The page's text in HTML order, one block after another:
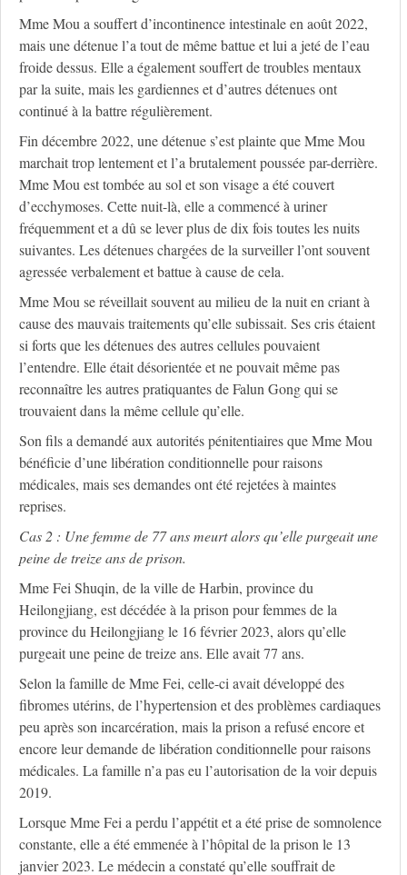
Mme Mou a souffert d’incontinence intestinale en août 2022,
mais une détenue l’a tout de même battue et lui a jeté de l’eau
froide dessus. Elle a également souffert de troubles mentaux
par la suite, mais les gardiennes et d’autres détenues ont
continué à la battre régulièrement.
Fin décembre 2022, une détenue s’est plainte que Mme Mou
marchait trop lentement et l’a brutalement poussée par-derrière.
Mme Mou est tombée au sol et son visage a été couvert
d’ecchymoses. Cette nuit-là, elle a commencé à uriner
fréquemment et a dû se lever plus de dix fois toutes les nuits
suivantes. Les détenues chargées de la surveiller l’ont souvent
agressée verbalement et battue à cause de cela.
Mme Mou se réveillait souvent au milieu de la nuit en criant à
cause des mauvais traitements qu’elle subissait. Ses cris étaient
si forts que les détenues des autres cellules pouvaient
l’entendre. Elle était désorientée et ne pouvait même pas
reconnaître les autres pratiquantes de Falun Gong qui se
trouvaient dans la même cellule qu’elle.
Son fils a demandé aux autorités pénitentiaires que Mme Mou
bénéficie d’une libération conditionnelle pour raisons
médicales, mais ses demandes ont été rejetées à maintes
reprises.
Cas 2 : Une femme de 77 ans meurt alors qu’elle purgeait une
peine de treize ans de prison.
Mme Fei Shuqin, de la ville de Harbin, province du
Heilongjiang, est décédée à la prison pour femmes de la
province du Heilongjiang le 16 février 2023, alors qu’elle
purgeait une peine de treize ans. Elle avait 77 ans.
Selon la famille de Mme Fei, celle-ci avait développé des
fibromes utérins, de l’hypertension et des problèmes cardiaques
peu après son incarcération, mais la prison a refusé encore et
encore leur demande de libération conditionnelle pour raisons
médicales. La famille n’a pas eu l’autorisation de la voir depuis
2019.
Lorsque Mme Fei a perdu l’appétit et a été prise de somnolence
constante, elle a été emmenée à l’hôpital de la prison le 13
janvier 2023. Le médecin a constaté qu’elle souffrait de